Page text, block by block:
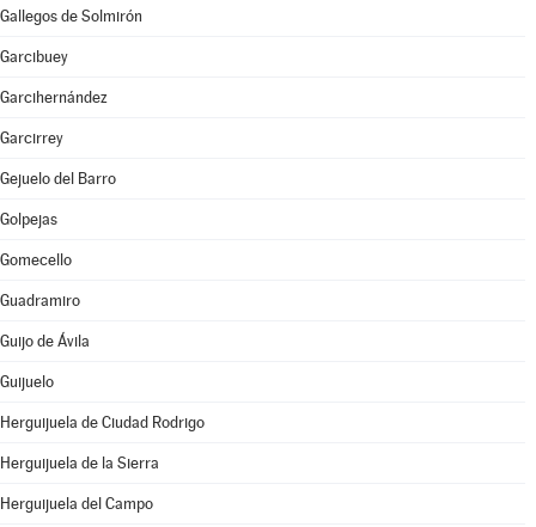
Gallegos de Solmirón
Garcibuey
Garcihernández
Garcirrey
Gejuelo del Barro
Golpejas
Gomecello
Guadramiro
Guijo de Ávila
Guijuelo
Herguijuela de Ciudad Rodrigo
Herguijuela de la Sierra
Herguijuela del Campo